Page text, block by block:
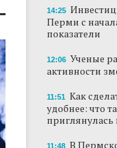
14:25
Перми с
показатели
12:06 Ученые
активности
11:51 Как
удобнее: что
11:48 В